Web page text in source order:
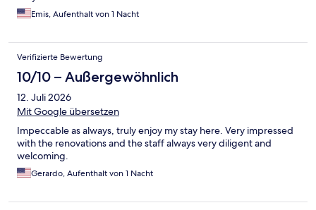
Emis, Aufenthalt von 1 Nacht
Verifizierte Bewertung
10/10 – Außergewöhnlich
12. Juli 2026
Mit Google übersetzen
Impeccable as always, truly enjoy my stay here. Very impressed
with the renovations and the staff always very diligent and
welcoming.
Gerardo, Aufenthalt von 1 Nacht